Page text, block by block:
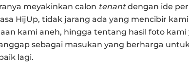
meyakinkan calon tenantdengan ide
HijUp, tidak jarang ada yang mencibir
kami aneh, hingga tentang hasil foto
sebagai masukan yang berharga
lagi.